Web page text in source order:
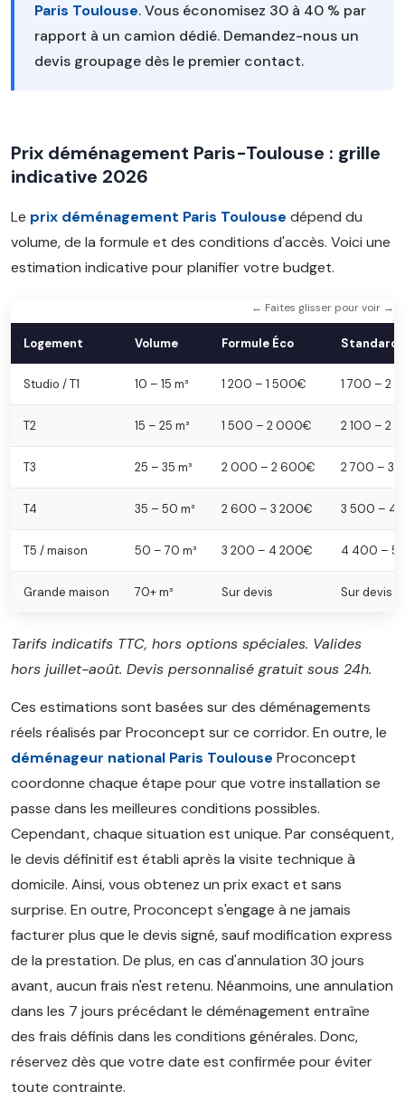
Paris Toulouse. Vous économisez 30 à 40 % par
rapport à un camion dédié. Demandez-nous un
devis groupage dès le premier contact.
Prix déménagement Paris-Toulouse : grille
indicative 2026
Le prix déménagement Paris Toulouse dépend du
volume, de la formule et des conditions d'accès. Voici une
estimation indicative pour planifier votre budget.
← Faites glisser pour voir →
Logement Volume Formule Éco Standard
Studio / T1 10 – 15 m³ 1 200 – 1 500€ 1 700 – 2
T2 15 – 25 m³ 1 500 – 2 000€ 2 100 – 2
T3 25 – 35 m³ 2 000 – 2 600€ 2 700 – 3
T4 35 – 50 m³ 2 600 – 3 200€ 3 500 – 4
T5 / maison 50 – 70 m³ 3 200 – 4 200€ 4 400 – 5
Grande maison 70+ m³ Sur devis Sur devis
Tarifs indicatifs TTC, hors options spéciales. Valides
hors juillet-août. Devis personnalisé gratuit sous 24h.
Ces estimations sont basées sur des déménagements
réels réalisés par Proconcept sur ce corridor. En outre, le
déménageur national Paris Toulouse Proconcept
coordonne chaque étape pour que votre installation se
passe dans les meilleures conditions possibles.
Cependant, chaque situation est unique. Par conséquent,
le devis définitif est établi après la visite technique à
domicile. Ainsi, vous obtenez un prix exact et sans
surprise. En outre, Proconcept s'engage à ne jamais
facturer plus que le devis signé, sauf modification express
de la prestation. De plus, en cas d'annulation 30 jours
avant, aucun frais n'est retenu. Néanmoins, une annulation
dans les 7 jours précédant le déménagement entraîne
des frais définis dans les conditions générales. Donc,
réservez dès que votre date est confirmée pour éviter
toute contrainte.